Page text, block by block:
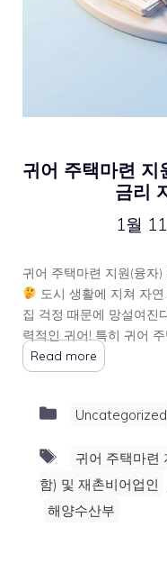
귀어 주택마련 지
금리
1월
귀어 주택마련 지원(융자
도시 생활에 지쳐 자
집 걱정 때문에 망설여진
력적인 귀어! 특히 귀어
Read more
Categories
Uncategorized
Tags
귀어 주택마련
함) 및 재촌비어업인
해양수산부